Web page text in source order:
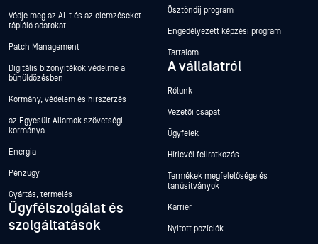
Védje meg az AI-t és az elemzéseket
tápláló adatokat
Patch Management
Digitális bizonyítékok védelme a
bűnüldözésben
Kormány, védelem és hírszerzés
az Egyesült Államok szövetségi
kormánya
Energia
Pénzügy
Gyártás, termelés
Ügyfélszolgálat és
szolgáltatások
Ösztöndíj program
Engedélyezett képzési program
Tartalom
A vállalatról
Rólunk
Vezetői csapat
Ügyfelek
Hírlevél feliratkozás
Termékek megfelelősége és
tanúsítványok
Karrier
Nyitott pozíciók